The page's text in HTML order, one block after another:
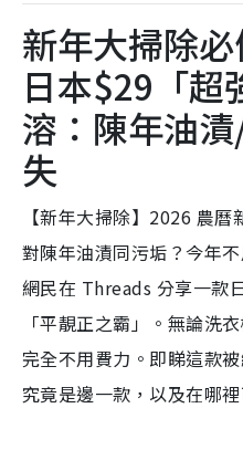
新年大掃除
日本$29「超
溶：陳年油
失
【新年大掃除】2026 農
對陳年油漬同污垢？今年
網民在 Threads 分享一款
「平靚正之霸」。無論洗
完全不用費力。即睇這款
究竟是邊一款，以及在哪